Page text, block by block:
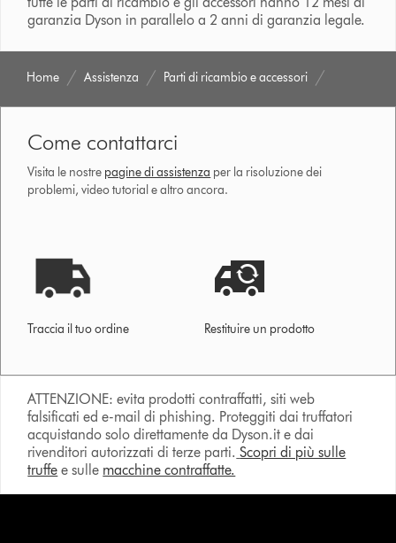
garanzia Dyson in parallelo a 2 anni di garanzia legale.
Home Assistenza Parti di ricambio e accessori
Come contattarci
Visita le nostre pagine di assistenza per la risoluzione dei
problemi, video tutorial e altro ancora.
Traccia il tuo ordine Restituire un prodotto
ATTENZIONE: evita prodotti contraffatti, siti web
falsificati ed e-mail di phishing. Proteggiti dai truffatori
acquistando solo direttamente da Dyson.it e dai
rivenditori autorizzati di terze parti. Scopri di più sulle
truffe e sulle macchine contraffatte.